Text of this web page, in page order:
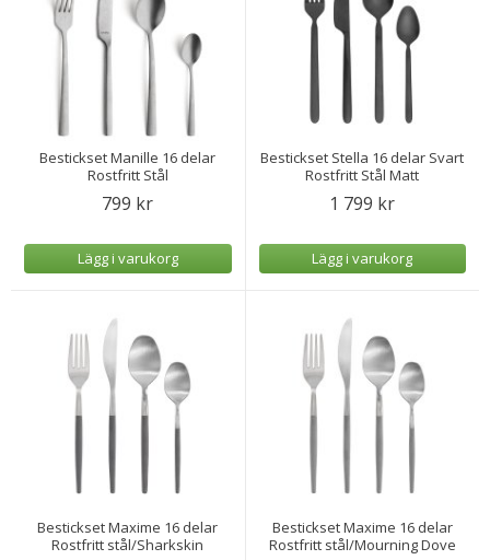
Bestickset Manille 16 delar
Rostfritt Stål
799 kr
Lägg i varukorg
Bestickset Stella 16 delar Svart
Rostfritt Stål Matt
1 799 kr
Lägg i varukorg
Bestickset Maxime 16 delar
Rostfritt stål/Sharkskin
Bestickset Maxime 16 delar
Rostfritt stål/Mourning Dove